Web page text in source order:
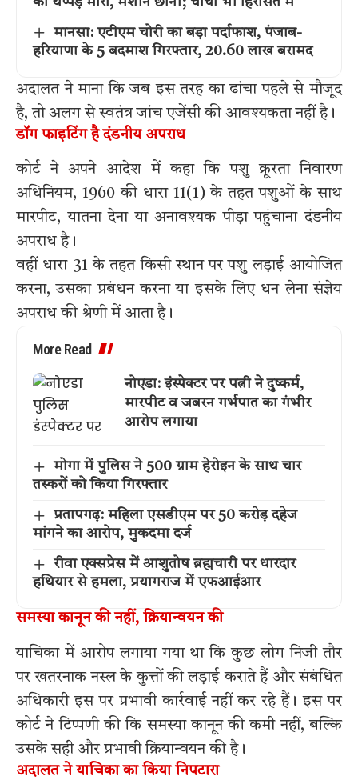
मानसा: एटीएम चोरी का बड़ा पर्दाफाश, पंजाब-
हरियाणा के 5 बदमाश गिरफ्तार, 20.60 लाख बरामद
अदालत ने माना कि जब इस तरह का ढांचा पहले से मौजूद
है, तो अलग से स्वतंत्र जांच एजेंसी की आवश्यकता नहीं है।
डॉग फाइटिंग है दंडनीय अपराध
कोर्ट ने अपने आदेश में कहा कि पशु क्रूरता निवारण
अधिनियम, 1960 की धारा 11(1) के तहत पशुओं के साथ
मारपीट, यातना देना या अनावश्यक पीड़ा पहुंचाना दंडनीय
अपराध है।
वहीं धारा 31 के तहत किसी स्थान पर पशु लड़ाई आयोजित
करना, उसका प्रबंधन करना या इसके लिए धन लेना संज्ञेय
अपराध की श्रेणी में आता है।
More Read
नोएडा: इंस्पेक्टर पर पत्नी ने दुष्कर्म,
मारपीट व जबरन गर्भपात का गंभीर
आरोप लगाया
मोगा में पुलिस ने 500 ग्राम हेरोइन के साथ चार
तस्करों को किया गिरफ्तार
प्रतापगढ़: महिला एसडीएम पर 50 करोड़ दहेज
मांगने का आरोप, मुकदमा दर्ज
रीवा एक्सप्रेस में आशुतोष ब्रह्मचारी पर धारदार
हथियार से हमला, प्रयागराज में एफआईआर
समस्या कानून की नहीं, क्रियान्वयन की
याचिका में आरोप लगाया गया था कि कुछ लोग निजी तौर
पर खतरनाक नस्ल के कुत्तों की लड़ाई कराते हैं और संबंधित
अधिकारी इस पर प्रभावी कार्रवाई नहीं कर रहे हैं। इस पर
कोर्ट ने टिप्पणी की कि समस्या कानून की कमी नहीं, बल्कि
उसके सही और प्रभावी क्रियान्वयन की है।
अदालत ने याचिका का किया निपटारा